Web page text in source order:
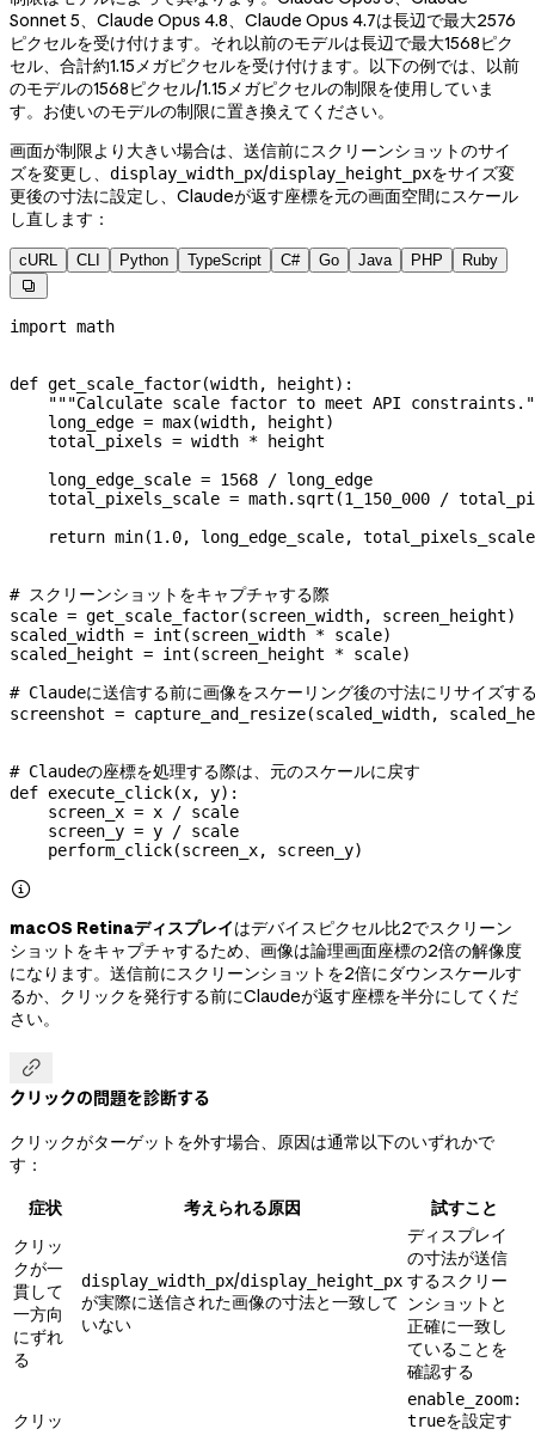
Sonnet 5、Claude Opus 4.8、Claude Opus 4.7は長辺で最大2576
ピクセルを受け付けます。それ以前のモデルは長辺で最大1568ピク
セル、合計約1.15メガピクセルを受け付けます。以下の例では、以前
のモデルの1568ピクセル/1.15メガピクセルの制限を使用していま
す。お使いのモデルの制限に置き換えてください。
画面が制限より大きい場合は、送信前にスクリーンショットのサイ
ズを変更し、 display_width_px/display_height_pxをサイズ変
更後の寸法に設定し、Claudeが返す座標を元の画面空間にスケール
し直します：
cURL CLI Python TypeScript C# Go Java PHP Ruby

import math
def get_scale_factor(width, height):
"""Calculate scale factor to meet API
    long_edge
= max(width, height)
    total_pixels
= width * height
    long_edge_scale
= 1568 / long_edge
    total_pixels_scale
= math.sqrt(1_150_000 /
    return
min(1.0, long_edge_scale,
# スクリーンショットをキャプチャする際
scale = get_scale_factor(screen_width, screen_height)
scaled_width = int (screen_width * scale)
scaled_height = int (screen_height * scale)
# Claudeに送信する前に画像をスケーリング後の寸法にリサイズす
screenshot = capture_and_resize(scaled_width,
# Claudeの座標を処理する際は、元のスケールに戻す
def execute_click(x, y):
    screen_x
= x / scale
    screen_y
= y / scale
    perform_click(screen_x, screen_y)

macOS Retinaディスプレイはデバイスピクセル比2でスクリーン
ショットをキャプチャするため、画像は論理画面座標の2倍の解像度
になります。送信前にスクリーンショットを2倍にダウンスケールす
るか、クリックを発行する前にClaudeが返す座標を半分にしてくだ
さい。

クリックの問題を診断する
クリックがターゲットを外す場合、原因は通常以下のいずれかで
す：
症状
考えられる原因
試すこと
クリッ
クが一
貫して
一方向
にずれ
る
display_width_px/display_height_px
が実際に送信された画像の寸法と一致して
いない
ディスプレイ
の寸法が送信
するスクリー
ンショットと
正確に一致し
ていることを
確認する
クリッ
enable_zoom:
trueを設定す